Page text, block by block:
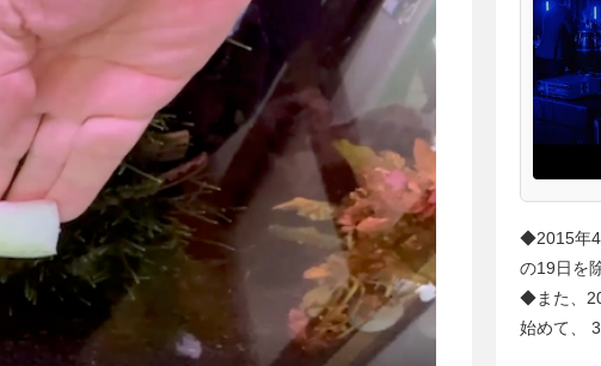
◆2015年4
の19日を
◆また、
始めて、